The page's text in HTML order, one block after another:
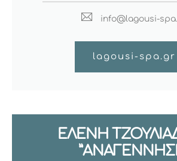
info@lagousi-
lagousi-spa.gr
ΕΛΕΝΗ